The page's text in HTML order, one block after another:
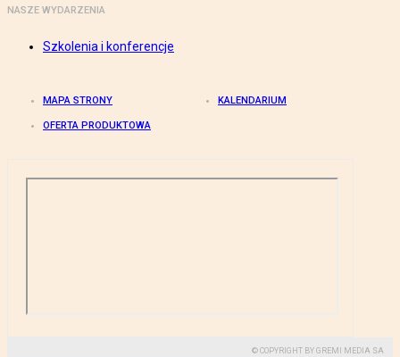
NASZE WYDARZENIA
Szkolenia i konferencje
MAPA STRONY KALENDARIUM
OFERTA PRODUKTOWA
© COPYRIGHT BY GREMI MEDIA SA